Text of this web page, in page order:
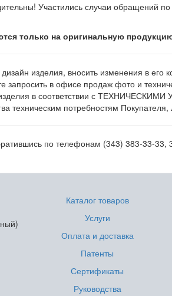
Участились случаи обращений
только на оригинальную
изделия, вносить изменения в
в офисе продаж фото и
в соответствии с ТЕХНИЧЕСКИМИ
техническим потребностям
по телефонам (343) 383-33-33,
Каталог товаров
Услуги
Оплата и доставка
Патенты
Сертификаты
Руководства